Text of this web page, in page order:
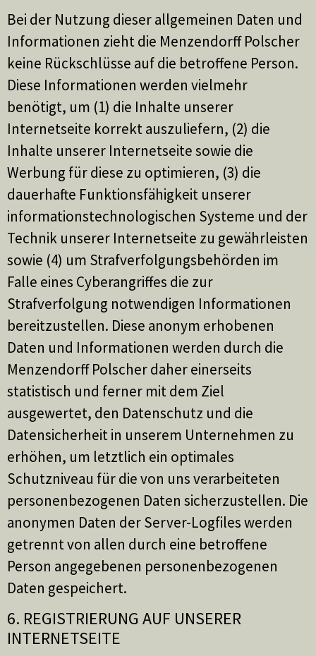
Bei der Nutzung dieser allgemeinen Daten und
Informationen zieht die Menzendorff Polscher
keine Rückschlüsse auf die betroffene Person.
Diese Informationen werden vielmehr
benötigt, um (1) die Inhalte unserer
Internetseite korrekt auszuliefern, (2) die
Inhalte unserer Internetseite sowie die
Werbung für diese zu optimieren, (3) die
dauerhafte Funktionsfähigkeit unserer
informationstechnologischen Systeme und der
Technik unserer Internetseite zu gewährleisten
sowie (4) um Strafverfolgungsbehörden im
Falle eines Cyberangriffes die zur
Strafverfolgung notwendigen Informationen
bereitzustellen. Diese anonym erhobenen
Daten und Informationen werden durch die
Menzendorff Polscher daher einerseits
statistisch und ferner mit dem Ziel
ausgewertet, den Datenschutz und die
Datensicherheit in unserem Unternehmen zu
erhöhen, um letztlich ein optimales
Schutzniveau für die von uns verarbeiteten
personenbezogenen Daten sicherzustellen. Die
anonymen Daten der Server-Logfiles werden
getrennt von allen durch eine betroffene
Person angegebenen personenbezogenen
Daten gespeichert.
6. REGISTRIERUNG AUF UNSERER
INTERNETSEITE